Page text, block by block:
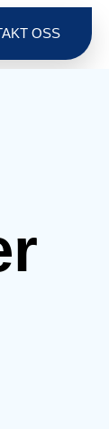
OSS